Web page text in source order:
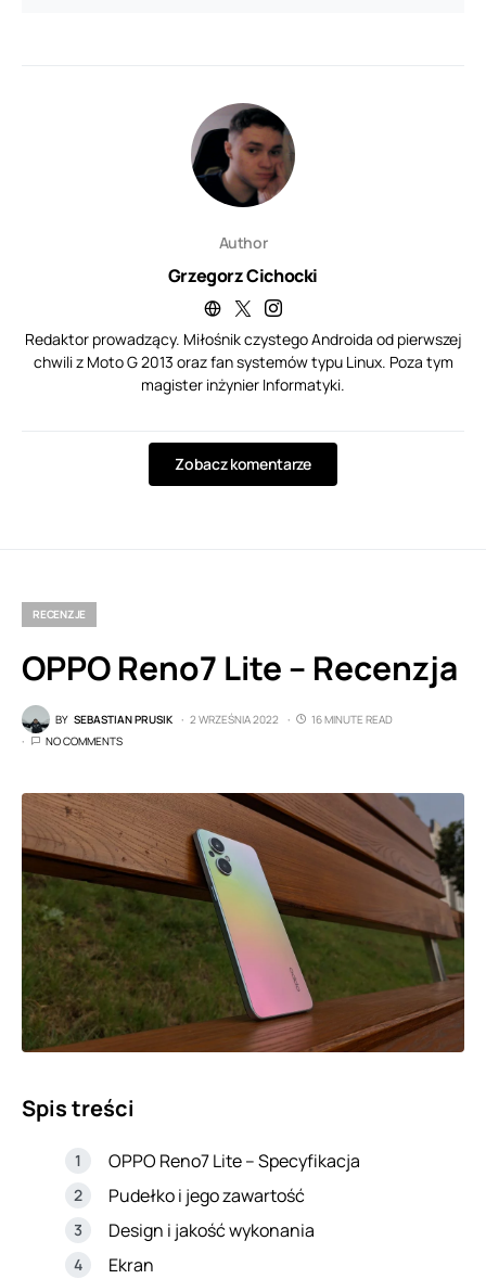
Author
Grzegorz Cichocki
Redaktor prowadzący. Miłośnik czystego Androida od pierwszej
chwili z Moto G 2013 oraz fan systemów typu Linux. Poza tym
magister inżynier Informatyki.
Zobacz komentarze
RECENZJE
OPPO Reno7 Lite – Recenzja
BY SEBASTIAN PRUSIK 2 WRZEŚNIA 2022
16 MINUTE READ
NO COMMENTS
Spis treści
OPPO Reno7 Lite – Specyfikacja
Pudełko i jego zawartość
Design i jakość wykonania
Ekran